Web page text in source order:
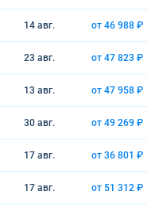
14 авг. от 46 988 ₽
23 авг. от 47 823 ₽
13 авг. от 47 958 ₽
30 авг. от 49 269 ₽
17 авг. от 36 801 ₽
17 авг. от 51 312 ₽